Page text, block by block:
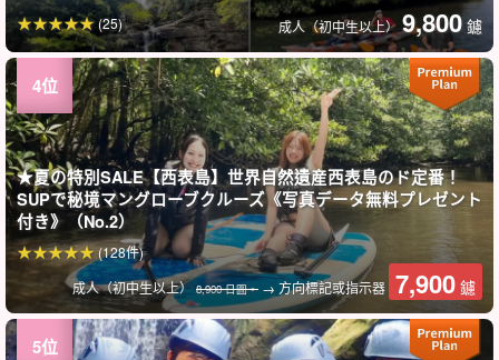
成人（初中生以上）9,800 鑢
(25)
★夏の特別SALE【西表島】世界自然遺産西表島のド定番！
SUPで秘境マングローブクルーズ《写真データ無料プレゼント
付き》（No.2）
成人（初中生以上） 8,900 日圓。 → 方向標記或指示器 7,900 鑢
(128件)